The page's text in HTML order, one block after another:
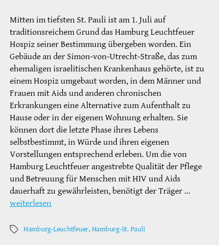
Mitten im tiefsten St. Pauli ist am 1. Juli auf
traditionsreichem Grund das Hamburg Leuchtfeuer
Hospiz seiner Bestimmung übergeben worden. Ein
Gebäude an der Simon-von-Utrecht-Straße, das zum
ehemaligen israelitischen Krankenhaus gehörte, ist zu
einem Hospiz umgebaut worden, in dem Männer und
Frauen mit Aids und anderen chronischen
Erkrankungen eine Alternative zum Aufenthalt zu
Hause oder in der eigenen Wohnung erhalten. Sie
können dort die letzte Phase ihres Lebens
selbstbestimmt, in Würde und ihren eigenen
Vorstellungen entsprechend erleben. Um die von
Hamburg Leuchtfeuer angestrebte Qualität der Pflege
und Betreuung für Menschen mit HIV und Aids
dauerhaft zu gewährleisten, benötigt der Träger …
weiterlesen
Schlagwörter
Hamburg-Leuchtfeuer, Hamburg-St. Pauli